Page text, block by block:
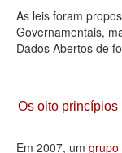
As leis foram
Governamentais,
Dados Abertos de
Os oito princípios
Em 2007, um grupo